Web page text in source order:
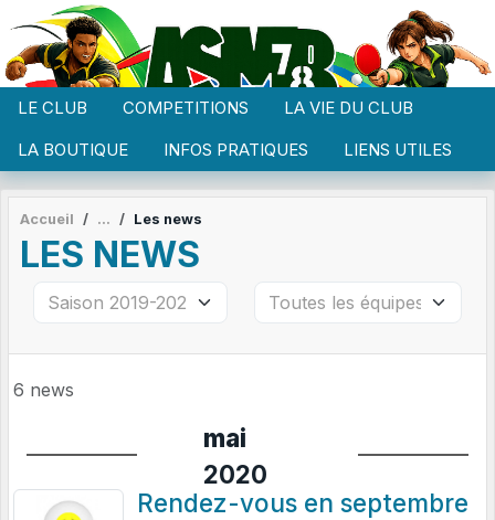
LE CLUB COMPETITIONS
LA VIE DU CLUB
LA BOUTIQUE
INFOS PRATIQUES LIENS UTILES
Accueil Les news
LES NEWS
6 news
mai
2020
Rendez-vous en septembre
Panneau de gestion des cookies